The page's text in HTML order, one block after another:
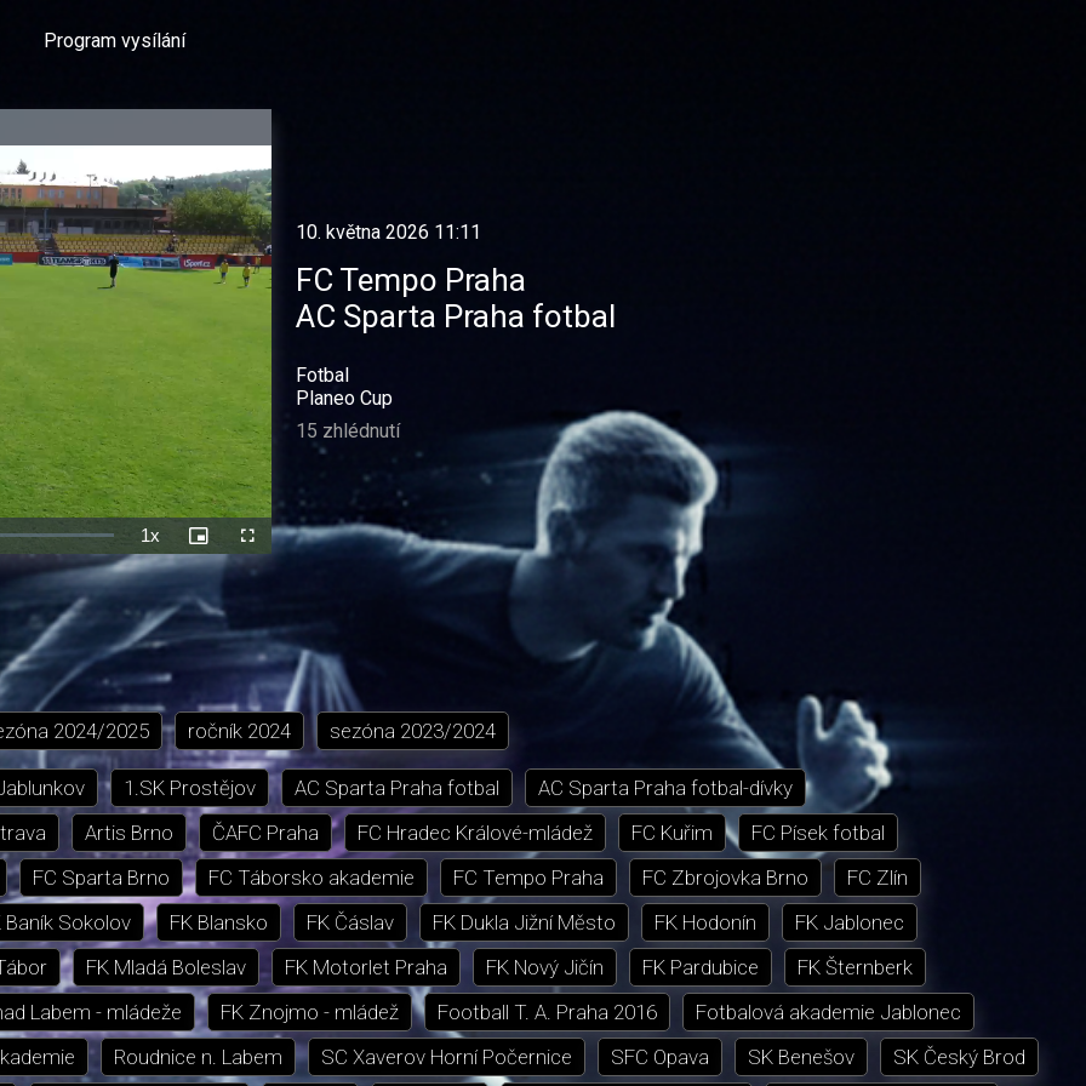
Program vysílání
1xRychlost
přehrávání
Picture-
in-
Picture
Celá
obrazovka
10. května 2026 11:11
FC Tempo Praha
AC Sparta Praha fotbal
Fotbal
Planeo Cup
15 zhlédnutí
2024/2025 ročník 2024 sezóna 2023/2024
1.SK Prostějov AC Sparta Praha fotbal
AC Sparta Praha fotbal-dívky
Artis Brno ČAFC Praha FC Hradec Králové-mládež FC Kuřim
FC Písek fotbal
FC Sparta Brno
FC Táborsko akademie FC Tempo Praha FC Zbrojovka Brno
FC Zlín
Baník Sokolov
FK Blansko FK Čáslav FK Dukla Jižní Město FK Hodonín
FK Jablonec
FK Mladá Boleslav FK Motorlet Praha FK Nový Jičín FK Pardubice
FK Šternberk
Labem - mládeže
FK Znojmo - mládež Football T. A. Praha 2016
Fotbalová akademie Jablonec
Roudnice n. Labem SC Xaverov Horní Počernice SFC Opava SK Benešov SK Český Brod